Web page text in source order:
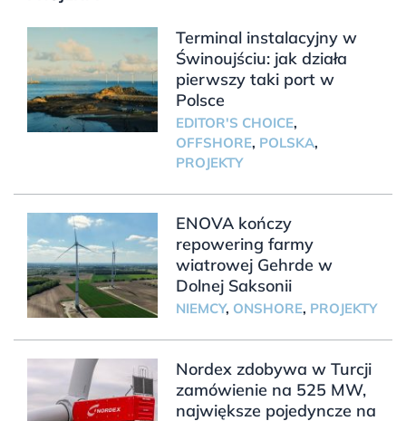
Terminal instalacyjny w
Świnoujściu: jak działa
pierwszy taki port w
Polsce
EDITOR'S CHOICE,
OFFSHORE, POLSKA,
PROJEKTY
ENOVA kończy
repowering farmy
wiatrowej Gehrde w
Dolnej Saksonii
NIEMCY, ONSHORE, PROJEKTY
Nordex zdobywa w Turcji
zamówienie na 525 MW,
największe pojedyncze na